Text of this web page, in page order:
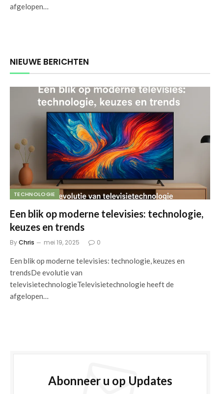
afgelopen…
NIEUWE BERICHTEN
TECHNOLOGIE
Een blik op moderne televisies: technologie,
keuzes en trends
ByChris mei 19, 2025 0
Een blik op moderne televisies: technologie, keuzes en
trendsDe evolutie van
televisietechnologieTelevisietechnologie heeft de
afgelopen…
Abonneer u op Updates